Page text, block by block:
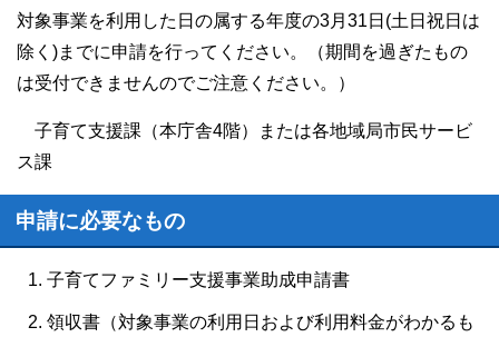
対象事業を利用した日の属する年度の3月31日(土日祝日は
除く)までに申請を行ってください。（期間を過ぎたもの
は受付できませんのでご注意ください。）
子育て支援課（本庁舎4階）または各地域局市民サービ
ス課
申請に必要なもの
子育てファミリー支援事業助成申請書
領収書（対象事業の利用日および利用料金がわかるも